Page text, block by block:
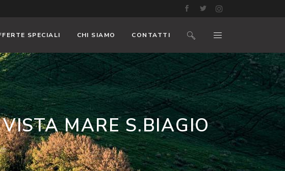
SPECIALI CHI SIAMO CONTATTI
MARE S.BIAGIO